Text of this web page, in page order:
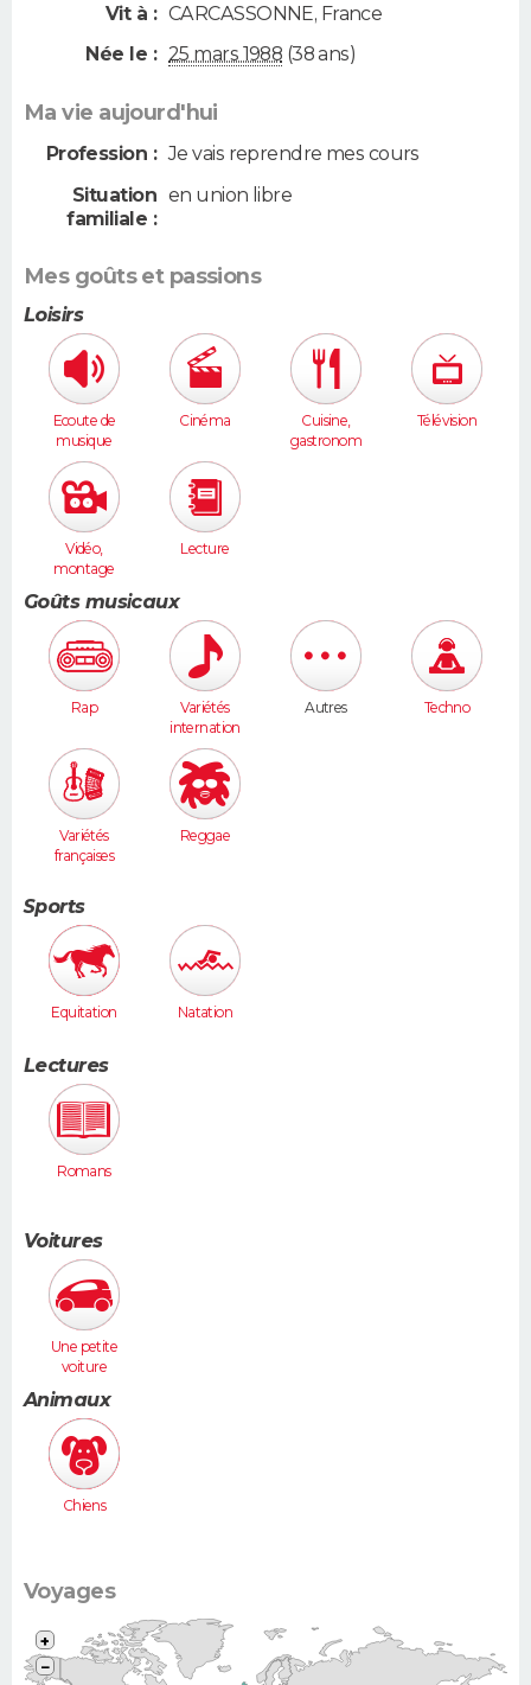
Vit à : CARCASSONNE, France
Née le : 25 mars 1988 (38 ans)
Ma vie aujourd'hui
Profession : Je vais reprendre mes cours
Situation
familiale :
en union libre
Mes goûts et passions
Loisirs
Ecoute de
musique
Cinéma
Cuisine,
gastronom
Télévision
Vidéo,
montage
Lecture
Goûts musicaux
Rap
Variétés
internation
ales
Autres Techno
Variétés
françaises
Reggae
Sports
Equitation Natation
Lectures
Romans
Voitures
Une petite
voiture
Clio, 206...)
Animaux
Chiens
Voyages
+
−